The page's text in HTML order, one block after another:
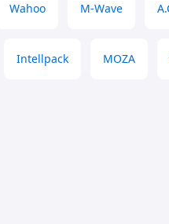
Wahoo M-Wave
Intellpack MOZA